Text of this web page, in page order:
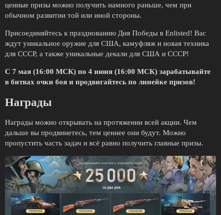
ценные призы можно получить намного раньше, чем при
обычном развитии той или иной стороны.
Присоединяйтесь к празднованию Дня Победы в Enlisted! Вас
ждут уникальное оружие для США, камуфляж и новая техника
для СССР, а также уникальные декали для США и СССР!
С 7 мая (16:00 МСК) по 4 июня (16:00 МСК) зарабатывайте
в битвах очки боя и продвигайтесь по линейке призов!
Награды
Награды можно открывать на протяжении всей акции. Чем
дальше вы продвинетесь, тем ценнее они будут. Можно
пропустить часть задач и всё равно получить главные призы.